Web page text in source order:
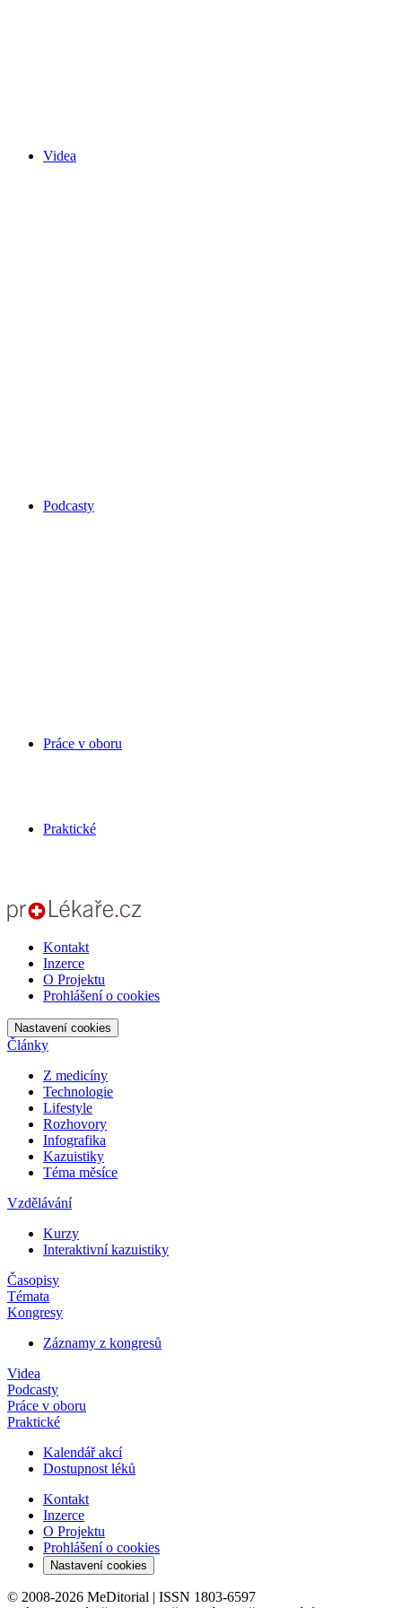
Videa
Podcasty
Práce v oboru
Praktické
Kontakt
Inzerce
O Projektu
Prohlášení o cookies
Nastavení cookies
Články
Z medicíny
Technologie
Lifestyle
Rozhovory
Infografika
Kazuistiky
Téma měsíce
Vzdělávání
Kurzy
Interaktivní kazuistiky
Časopisy
Témata
Kongresy
Záznamy z kongresů
Videa
Podcasty
Práce v oboru
Praktické
Kalendář akcí
Dostupnost léků
Kontakt
Inzerce
O Projektu
Prohlášení o cookies
Nastavení cookies
© 2008-2026 MeDitorial | ISSN 1803-6597